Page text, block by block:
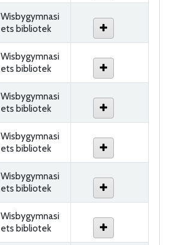
Wisbygymnasi
ets bibliotek
Wisbygymnasi
ets bibliotek
Wisbygymnasi
ets bibliotek
Wisbygymnasi
ets bibliotek
Wisbygymnasi
ets bibliotek
Wisbygymnasi
ets bibliotek